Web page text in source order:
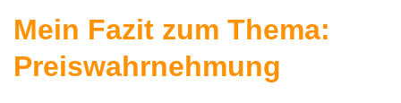
Mein Fazit zum Thema:
Preiswahrnehmung